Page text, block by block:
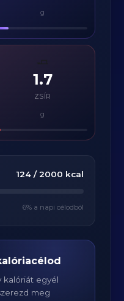
g
1.7
ZSÍR
g
124/ 2000 kcal
6% a napi célodból
egyél
meg